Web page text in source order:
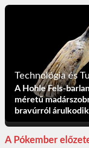
Technológia és
A Hohle Fels-
méretű
bravúrról árulkodik
A Pókember